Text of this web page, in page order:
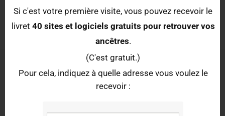
Auteur de l'article : Elise Lenoble
47 commentaires sur cet article
Si c'est votre première visite, vous pouvez recevoir le
livret 40 sites et logiciels gratuits pour retrouver vos
ancêtres.
(C'est gratuit.)
Pour cela, indiquez à quelle adresse vous voulez le
recevoir :